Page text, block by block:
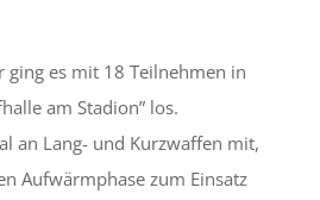
ging es mit 18 Teilnehmen in
am Stadion” los.
an Lang- und Kurzwaffen mit,
Aufwärmphase zum Einsatz